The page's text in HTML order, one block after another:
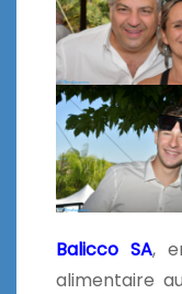
Balicco SA,
alimentaire